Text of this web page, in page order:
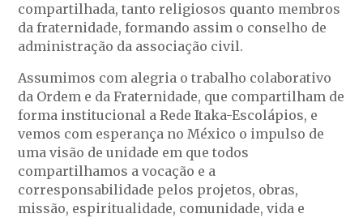
compartilhada, tanto religiosos quanto membros
da fraternidade, formando assim o conselho de
administração da associação civil.
Assumimos com alegria o trabalho colaborativo
da Ordem e da Fraternidade, que compartilham de
forma institucional a Rede Itaka-Escolápios, e
vemos com esperança no México o impulso de
uma visão de unidade em que todos
compartilhamos a vocação e a
corresponsabilidade pelos projetos, obras,
missão, espiritualidade, comunidade, vida e